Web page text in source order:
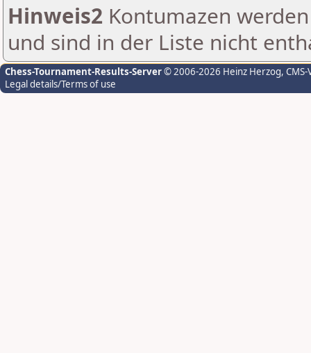
Hinweis2 Kontumazen
und sind in der Liste nicht
Chess-Tournament-Results-Server© 2006-2026 Heinz Herzog,
Legal details/Terms of use